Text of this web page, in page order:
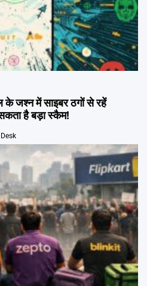
जश्न में साइबर ठगों से रहें
है बड़ा स्कैम!